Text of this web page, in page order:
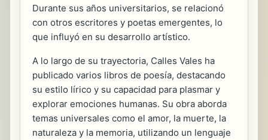
Durante sus años universitarios, se relacionó
con otros escritores y poetas emergentes, lo
que influyó en su desarrollo artístico.
A lo largo de su trayectoria, Calles Vales ha
publicado varios libros de poesía, destacando
su estilo lírico y su capacidad para plasmar y
explorar emociones humanas. Su obra aborda
temas universales como el amor, la muerte, la
naturaleza y la memoria, utilizando un lenguaje